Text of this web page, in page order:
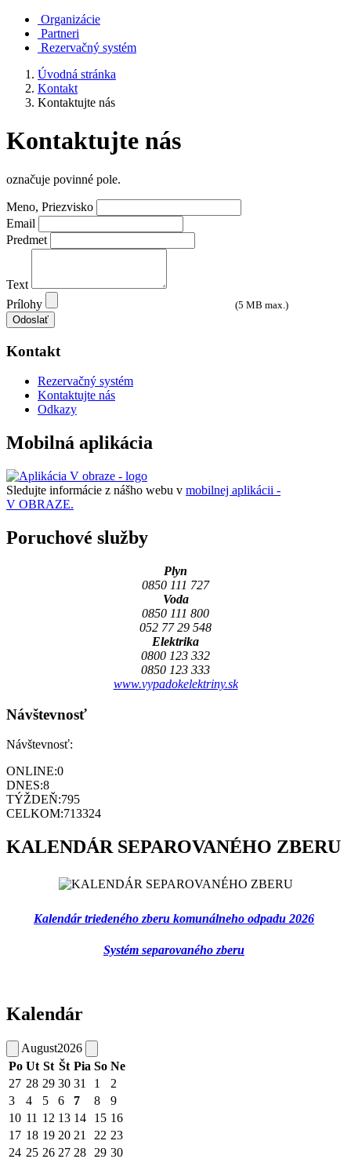
Organizácie
Partneri
Rezervačný systém
Úvodná stránka
Kontakt
Kontaktujte nás
Kontaktujte nás
označuje povinné pole.
Meno, Priezvisko
Email
Predmet
Text
Prílohy
(5 MB max.)
Odoslať
Kontakt
Rezervačný systém
Kontaktujte nás
Odkazy
Mobilná aplikácia
Sledujte informácie z nášho webu v mobilnej aplikácii -
V OBRAZE.
Poruchové služby
Plyn
0850 111 727
Voda
0850 111 800
052 77 29 548
Elektrika
0800 123 332
0850 123 333
www.vypadokelektriny.sk
Návštevnosť
Návštevnosť:
ONLINE:0
DNES:8
TÝŽDEŇ:795
CELKOM:713324
KALENDÁR SEPAROVANÉHO ZBERU
Kalendár triedeného zberu komunálneho odpadu 2026
Systém separovaného zberu
Kalendár
August2026
Po Ut St Št Pia So Ne
27 28 29 30 31 1
2
3
4 5 6 7 8
9
10 11 12 13 14 15 16
17 18 19 20 21 22 23
24 25 26 27 28 29 30